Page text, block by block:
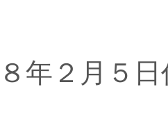
８年２月５